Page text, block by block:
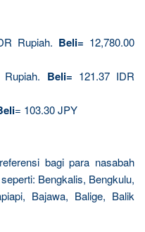
Rupiah. Beli= 12,780.00
Beli= 121.37 IDR
= 103.30 JPY
bagi para nasabah
Bengkalis, Bengkulu,
Bajawa, Balige, Balik